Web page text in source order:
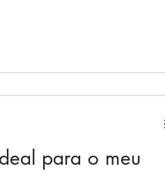
para o meu